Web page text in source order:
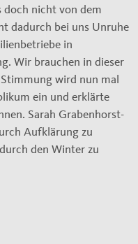
doch nicht von dem
dadurch bei uns Unruhe
in
Wir brauchen in dieser
wird nun mal
ein und erklärte
Sarah Grabenhorst-
Aufklärung zu
den Winter zu